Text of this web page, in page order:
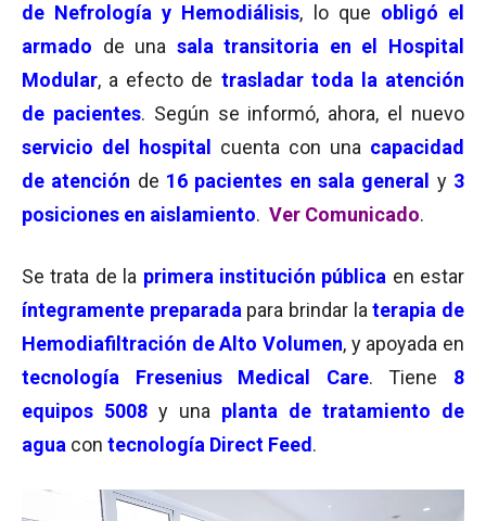
de Nefrología y Hemodiálisis, lo que obligó el
armado de una sala transitoria en el Hospital
Modular, a efecto de trasladar toda la atención
de pacientes. Según se informó, ahora, el nuevo
servicio del hospital
cuenta con una capacidad
de atención de 16 pacientes en sala general y 3
posiciones en aislamiento. Ver Comunicado.
Se trata de la primera institución pública en estar
íntegramente preparada para brindar la terapia de
Hemodiafiltración de Alto Volumen, y apoyada en
tecnología Fresenius Medical Care. Tiene 8
equipos 5008 y una planta de tratamiento de
agua con tecnología Direct Feed .